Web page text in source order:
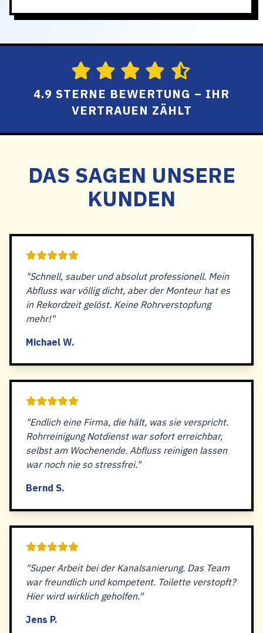
4.9 STERNE BEWERTUNG – IHR
VERTRAUEN ZÄHLT
DAS SAGEN UNSERE
KUNDEN
"Schnell, sauber und absolut professionell. Mein
Abfluss war völlig dicht, aber der Monteur hat es
in Rekordzeit gelöst. Keine Rohrverstopfung
mehr!"
Michael W.
"Endlich eine Firma, die hält, was sie verspricht.
Rohrreinigung Notdienst war sofort erreichbar,
selbst am Wochenende. Abfluss reinigen lassen
war noch nie so stressfrei."
Bernd S.
"Super Arbeit bei der Kanalsanierung. Das Team
war freundlich und kompetent. Toilette verstopft?
Hier wird wirklich geholfen."
Jens P.